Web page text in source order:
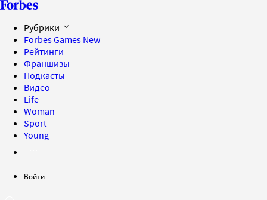
Рубрики
Forbes Games New
Рейтинги
Франшизы
Подкасты
Видео
Life
Woman
Sport
Young
Войти